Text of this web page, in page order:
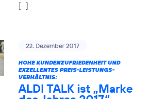
[…]
22. Dezember 2017
HOHE KUNDENZUFRIEDENHEIT UND
EXZELLENTES PREIS-LEISTUNGS-
VERHÄLTNIS:
ALDI TALK ist „Marke